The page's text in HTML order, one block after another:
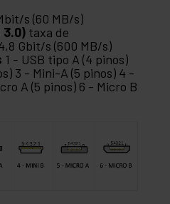
s (60 MB/s)
3.0) taxa de
Gbit/s (600 MB/s)
1 - USB tipo A (4 pinos)
3 - Mini-A (5 pinos) 4 -
A (5 pinos) 6 - Micro B